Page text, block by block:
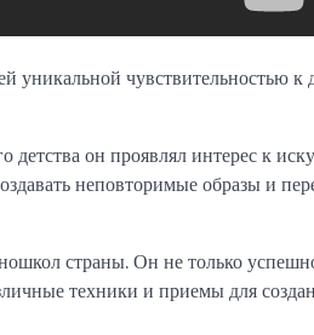
чувствительностью к
он проявлял интерес к
неповторимые образы и
страны. Он не только
техники и приемы для